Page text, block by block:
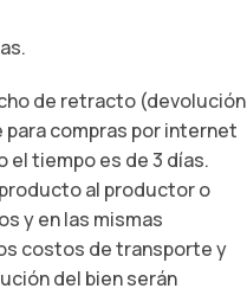
de retracto (devolución
compras por internet
tiempo es de 3 días.
al productor o
y en las mismas
costos de transporte y
del bien serán